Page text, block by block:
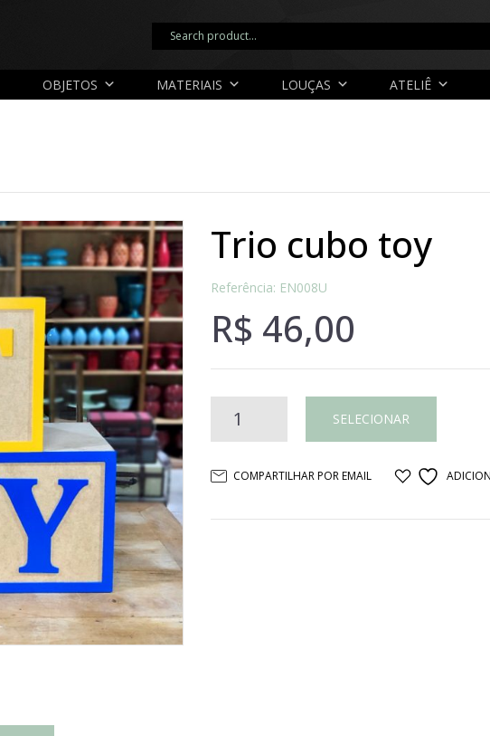
OBJETOS MATERIAIS LOUÇAS ATELIÊ
trio cubo toy
Referência: EN008U
R$ 46,00
SELECIONAR
COMPARTILHAR POR EMAIL